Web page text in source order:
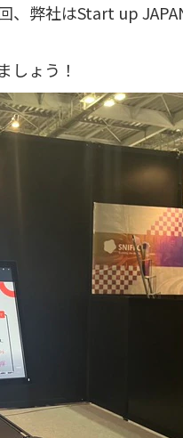
弊社はStart up
しょう！